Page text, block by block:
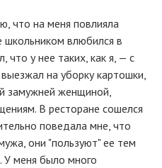
что на меня повлияла
школьником влюбился в
что у нее таких, как я, — с
на уборку картошки,
замужней женщиной,
В ресторане сошелся
поведала мне, что
они "пользуют" ее тем
У меня было много